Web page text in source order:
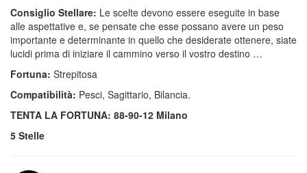
Consiglio Stellare: Le scelte devono essere eseguite in base
alle aspettative e, se pensate che esse possano avere un peso
importante e determinante in quello che desiderate ottenere, siate
lucidi prima di iniziare il cammino verso il vostro destino …
Fortuna: Strepitosa
Compatibilità: Pesci, Sagittario, Bilancia.
TENTA LA FORTUNA: 88-90-12 Milano
5 Stelle